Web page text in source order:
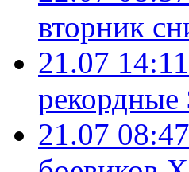
вторник
21.07 14:11
21.07 08:47